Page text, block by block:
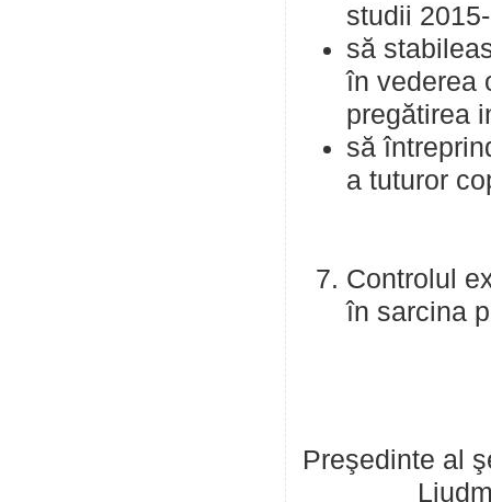
studii
să
în vederea
pregătirea
să
a tuturor
Controlul
în sarcina